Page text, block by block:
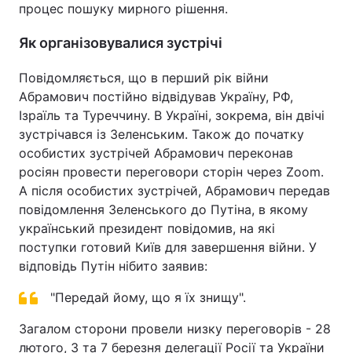
процес пошуку мирного рішення.
Як організовувалися зустрічі
Повідомляється, що в перший рік війни
Абрамович постійно відвідував Україну, РФ,
Ізраїль та Туреччину. В Україні, зокрема, він двічі
зустрічався із Зеленським. Також до початку
особистих зустрічей Абрамович переконав
росіян провести переговори сторін через Zoom.
А після особистих зустрічей, Абрамович передав
повідомлення Зеленського до Путіна, в якому
український президент повідомив, на які
поступки готовий Київ для завершення війни. У
відповідь Путін нібито заявив:
"Передай йому, що я їх знищу".
Загалом сторони провели низку переговорів - 28
лютого, 3 та 7 березня делегації Росії та України